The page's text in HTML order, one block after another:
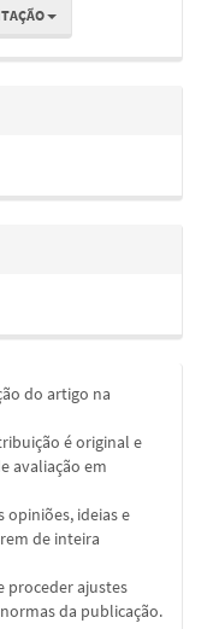
do artigo na
é original e
avaliação em
opiniões, ideias e
de inteira
proceder ajustes
da publicação.